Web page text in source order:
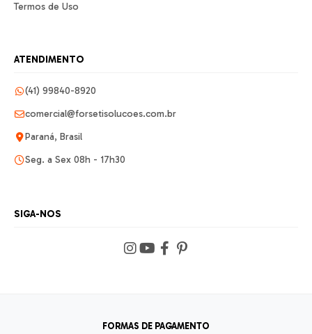
Termos de Uso
ATENDIMENTO
(41) 99840-8920
comercial@forsetisolucoes.com.br
Paraná, Brasil
Seg. a Sex 08h - 17h30
SIGA-NOS
FORMAS DE PAGAMENTO